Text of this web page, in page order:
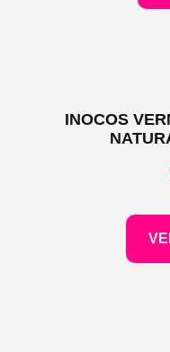
INOCOS